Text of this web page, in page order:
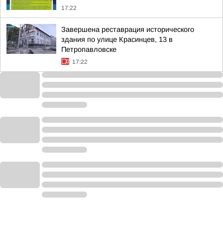
17:22
Завершена реставрация исторического
здания по улице Красинцев, 13 в
Петропавловске
17:22